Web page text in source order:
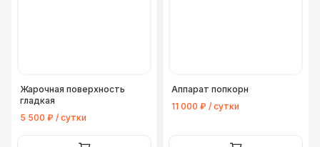
Жарочная поверхность
гладкая
5 500 ₽ / сутки
Аппарат попкорн
11 000 ₽ / сутки